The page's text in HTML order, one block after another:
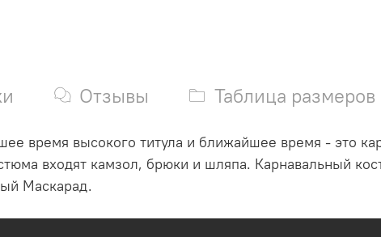
Отзывы Таблица размеров
время высокого титула и ближайшее время - это
входят камзол, брюки и шляпа. Карнавальный
Маскарад.